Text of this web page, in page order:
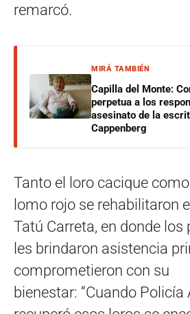
remarcó.
MIRÁ TAMBIÉN
Capilla del Monte:
perpetua a los
asesinato de la
Cappenberg
Tanto el loro cacique
lomo rojo se rehabilitaron
Tatú Carreta, en donde los
les brindaron asistencia
comprometieron con su
bienestar: “Cuando Policía